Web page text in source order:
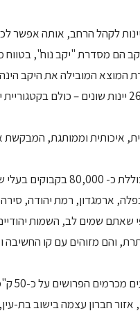
לקהל הרחב, אותה אפשר
איכותית וממותגת, המבקשת
סוג ענב, איכות, ורמות מחיר שונות.
ארמגדון, רמת יהודה,
שאתם שמים לב, השמות
והם מזוהים עם קו החשיבה
חברון עצמה בישוב בת-עין,